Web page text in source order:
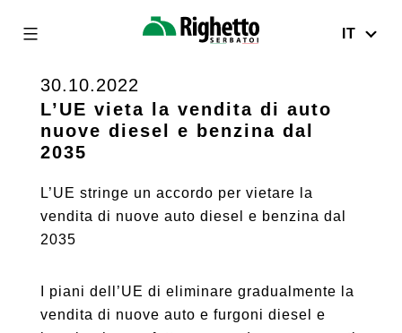
content
Righetto
IT
30.10.2022
L’UE vieta la vendita di auto
nuove diesel e benzina dal
2035
L’UE stringe un accordo per vietare la
vendita di nuove auto diesel e benzina dal
2035
I piani dell’UE di eliminare gradualmente la
vendita di nuove auto e furgoni diesel e